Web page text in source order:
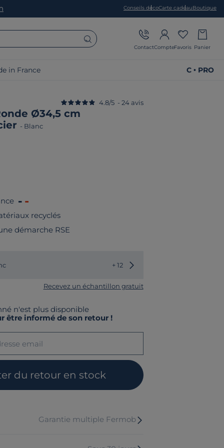
Conseils décoCarte cadeauBoutique
ContactCompteFavoris Panier
in France C • PRO
Ø34,5 cm
- Blanc
4.8/5 - 24 avis
recyclés
démarche RSE
+ 12 Choisir une autre couleur
Recevez un échantillon gratuit
n'est plus disponible
être informé de son retour !
du retour en stock
Garantie multiple Fermob